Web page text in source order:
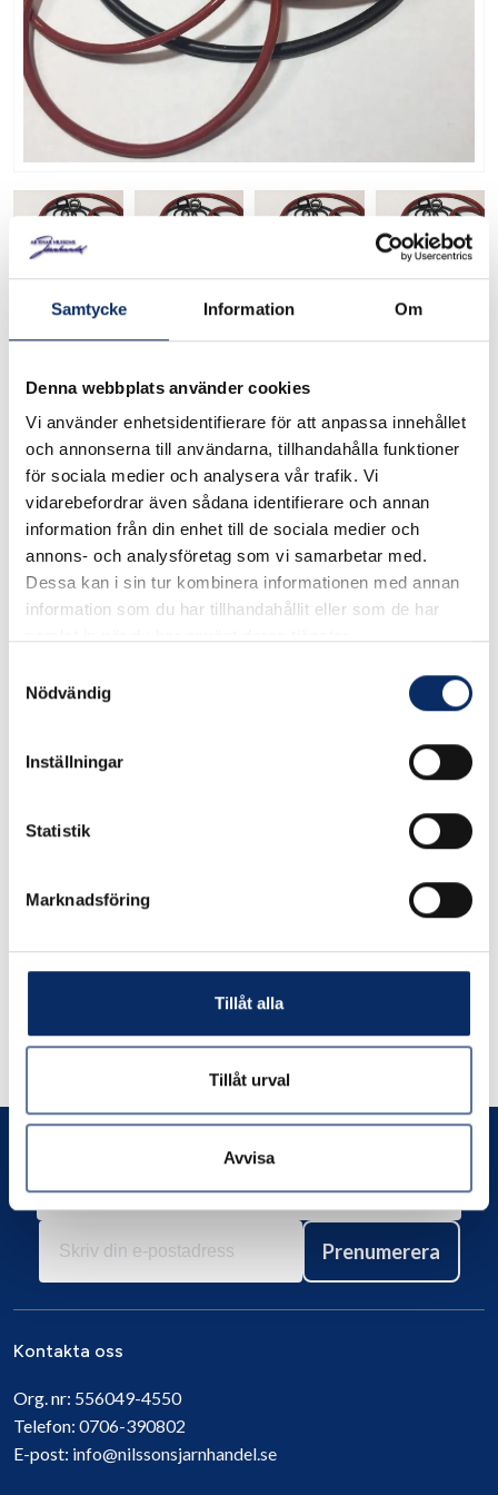
Samtycke Information Om
Denna webbplats använder cookies
Vi använder enhetsidentifierare för att anpassa innehållet
och annonserna till användarna, tillhandahålla funktioner
för sociala medier och analysera vår trafik. Vi
vidarebefordrar även sådana identifierare och annan
information från din enhet till de sociala medier och
annons- och analysföretag som vi samarbetar med.
Dessa kan i sin tur kombinera informationen med annan
information som du har tillhandahållit eller som de har
Nödvändig
Inställningar
Statistik
Marknadsföring
Tillåt alla
Tillåt urval
Avvisa
O-Ringar i nitrilgummi 2,4
mm grov
Art. nr:7511
O-ring Nitril Svensk standard Tvärsnitt 2,4 mm. Hydrauloljor,
vegetabiliska oljor, animaliska oljor, acetylen, vatten, luft,
alkohol, bränslen och många andra medier. Förpackning 5 st
I lager
Välj Invändig diameter
remove Lägg i varukorg
Liknande produkter
Andra har även tittat på
Prenumerera
Kontakta oss
Org. nr: 556049-4550
Telefon: 0706-390802
E-post: info@nilssonsjarnhandel.se